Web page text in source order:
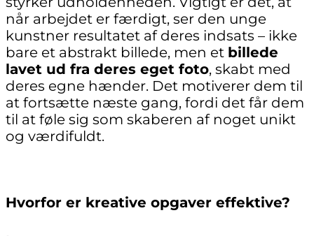
når arbejdet er færdigt, ser den unge
kunstner resultatet af deres indsats – ikke
bare et abstrakt billede, men et billede
lavet ud fra deres eget foto, skabt med
deres egne hænder. Det motiverer dem til
at fortsætte næste gang, fordi det får dem
til at føle sig som skaberen af noget unikt
og værdifuldt.
Hvorfor er kreative opgaver effektive?